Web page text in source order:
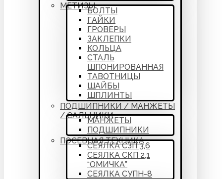
МЕТИЗЫ
БОЛТЫ
ГАЙКИ
ГРОВЕРЫ
ЗАКЛЕПКИ
КОЛЬЦА
СТАЛЬ
ШПОНИРОВАННАЯ
ТАВОТНИЦЫ
ШАЙБЫ
ШПЛИНТЫ
ПОДШИПНИКИ / МАНЖЕТЫ
/ САЛЬНИКИ
МАНЖЕТЫ
ПОДШИПНИКИ
ПОСЕВНАЯ ТЕХНИКА
СЕЯЛКА СЗП 3,6
СЕЯЛКА СКП 2,1
“ОМИЧКА”
СЕЯЛКА СУПН-8